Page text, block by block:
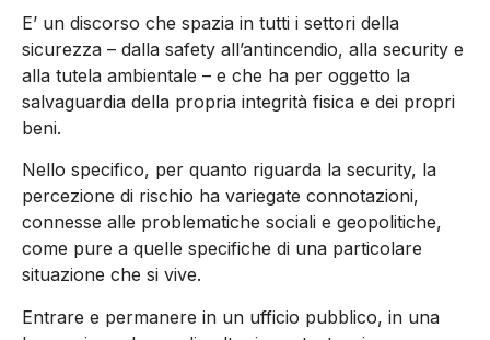
E’ un discorso che spazia in tutti i settori della
sicurezza – dalla safety all’antincendio, alla security e
alla tutela ambientale – e che ha per oggetto la
salvaguardia della propria integrità fisica e dei propri
beni.
Nello specifico, per quanto riguarda la security, la
percezione di rischio ha variegate connotazioni,
connesse alle problematiche sociali e geopolitiche,
come pure a quelle specifiche di una particolare
situazione che si vive.
Entrare e permanere in un ufficio pubblico, in una